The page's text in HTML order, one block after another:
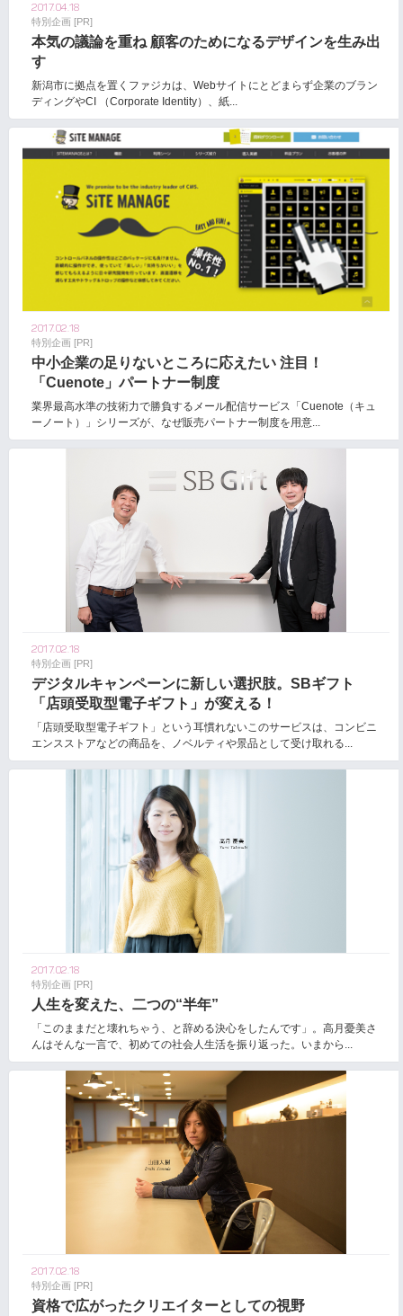
2017.04.18
特別企画 [PR]
本気の議論を重ね 顧客のためになるデザインを生み出
す
新潟市に拠点を置くファジカは、Webサイトにとどまらず企業のブラン
ディングやCI （Corporate Identity）、紙...
2017.02.18
特別企画 [PR]
中小企業の足りないところに応えたい 注目！
「Cuenote」パートナー制度
業界最高水準の技術力で勝負するメール配信サービス「Cuenote（キュ
ーノート）」シリーズが、なぜ販売パートナー制度を用意...
2017.02.18
特別企画 [PR]
デジタルキャンペーンに新しい選択肢。SBギフト
「店頭受取型電子ギフト」が変える！
「店頭受取型電子ギフト」という耳慣れないこのサービスは、コンビニ
エンスストアなどの商品を、ノベルティや景品として受け取れる...
2017.02.18
特別企画 [PR]
人生を変えた、二つの“半年”
「このままだと壊れちゃう、と辞める決心をしたんです」。高月憂美さ
んはそんな一言で、初めての社会人生活を振り返った。いまから...
2017.02.18
特別企画 [PR]
資格で広がったクリエイターとしての視野